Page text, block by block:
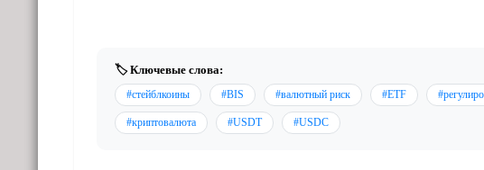
🏷️ Ключевые слова:
#стейблкоины #BIS #валютный риск #ETF
#криптовалюта #USDT #USDC